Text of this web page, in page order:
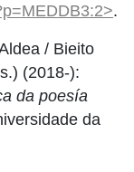
.
/ Bieito
(2018-):
da poesía
da